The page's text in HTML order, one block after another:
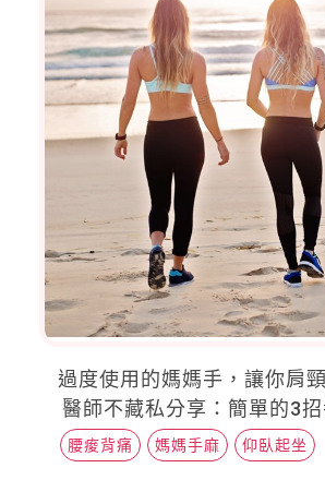
過度使用的媽媽手，讓你肩
醫師不藏私分享：簡單的3招
意外讓痛痛不見了！
腰痠背痛 媽媽手麻 仰臥起坐